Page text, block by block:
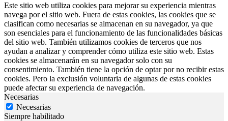
Este sitio web utiliza cookies para mejorar su experiencia mientras
navega por el sitio web. Fuera de estas cookies, las cookies que se
clasifican como necesarias se almacenan en su navegador, ya que
son esenciales para el funcionamiento de las funcionalidades básicas
del sitio web. También utilizamos cookies de terceros que nos
ayudan a analizar y comprender cómo utiliza este sitio web. Estas
cookies se almacenarán en su navegador solo con su
consentimiento. También tiene la opción de optar por no recibir estas
cookies. Pero la exclusión voluntaria de algunas de estas cookies
puede afectar su experiencia de navegación.
Necesarias
Necesarias
Siempre habilitado